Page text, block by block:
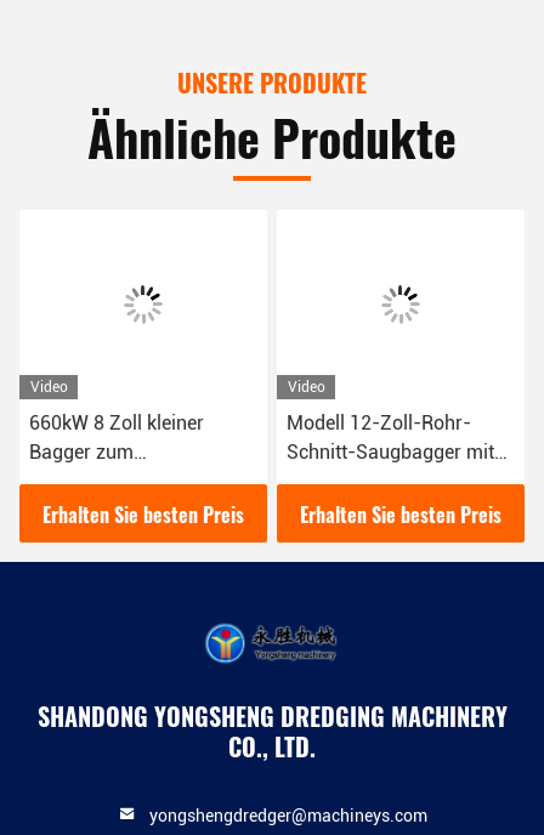
UNSERE PRODUKTE
Ähnliche Produkte
Video
660kW 8 Zoll kleiner
Bagger zum
Umweltschutz der
städtischen
Flussbaggerung
Erhalten Sie besten Preis
Video
Modell 12-Zoll-Rohr-
Schnitt-Saugbagger mit
einer Leistung von 200
Kubikmetern pro Stunde
Erhalten Sie besten Preis
SHANDONG YONGSHENG DREDGING MACHINERY
CO., LTD.
yongshengdredger@machineys.com